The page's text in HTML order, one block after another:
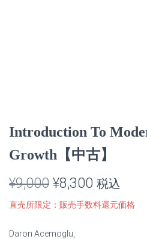
Introduction To
Growth【中古】
¥9,000 元
の
¥8,300 現
在
税込
直売所限定：販売手数料還元価格
Daron Acemoglu,